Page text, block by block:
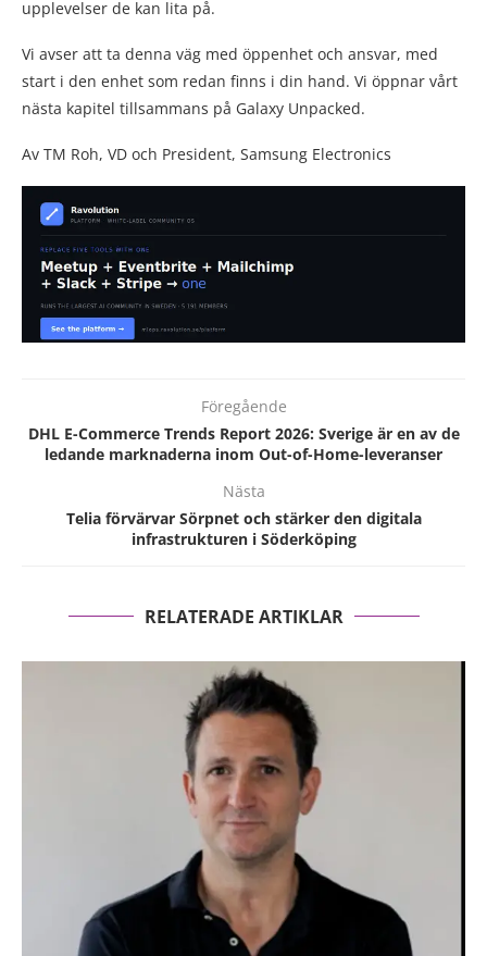
upplevelser de kan lita på.
Vi avser att ta denna väg med öppenhet och ansvar, med
start i den enhet som redan finns i din hand. Vi öppnar vårt
nästa kapitel tillsammans på Galaxy Unpacked.
Av TM Roh, VD och President, Samsung Electronics
Föregående
DHL E-Commerce Trends Report 2026: Sverige är en av de
ledande marknaderna inom Out-of-Home-leveranser
Nästa
Telia förvärvar Sörpnet och stärker den digitala
infrastrukturen i Söderköping
RELATERADE ARTIKLAR